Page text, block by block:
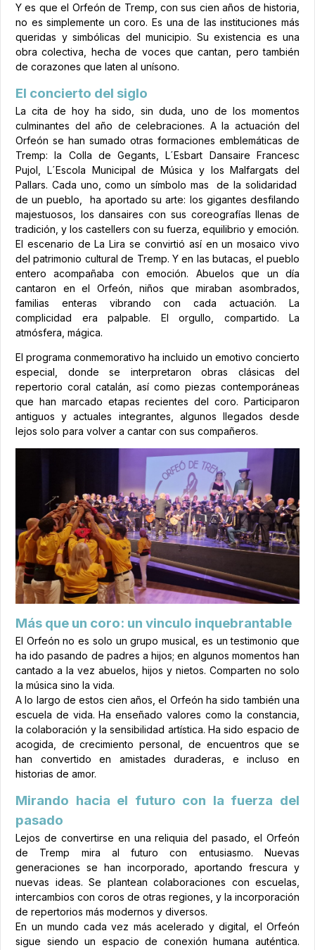
Y es que el Orfeón de Tremp, con sus cien años de historia,
no es simplemente un coro. Es una de las instituciones más
queridas y simbólicas del municipio. Su existencia es una
obra colectiva, hecha de voces que cantan, pero también
de corazones que laten al unísono.
El concierto del siglo
La cita de hoy ha sido, sin duda, uno de los momentos
culminantes del año de celebraciones. A la actuación del
Orfeón se han sumado otras formaciones emblemáticas de
Tremp: la Colla de Gegants, L´Esbart Dansaire Francesc
Pujol, L´Escola Municipal de Música y los Malfargats del
Pallars. Cada uno, como un símbolo mas de la solidaridad
de un pueblo, ha aportado su arte: los gigantes desfilando
majestuosos, los dansaires con sus coreografías llenas de
tradición, y los castellers con su fuerza, equilibrio y emoción.
El escenario de La Lira se convirtió así en un mosaico vivo
del patrimonio cultural de Tremp. Y en las butacas, el pueblo
entero acompañaba con emoción. Abuelos que un día
cantaron en el Orfeón, niños que miraban asombrados,
familias enteras vibrando con cada actuación. La
complicidad era palpable. El orgullo, compartido. La
atmósfera, mágica.
El programa conmemorativo ha incluido un emotivo concierto
especial, donde se interpretaron obras clásicas del
repertorio coral catalán, así como piezas contemporáneas
que han marcado etapas recientes del coro. Participaron
antiguos y actuales integrantes, algunos llegados desde
lejos solo para volver a cantar con sus compañeros.
Más que un coro: un vinculo inquebrantable
El Orfeón no es solo un grupo musical, es un testimonio que
ha ido pasando de padres a hijos; en algunos momentos han
cantado a la vez abuelos, hijos y nietos. Comparten no solo
la música sino la vida.
A lo largo de estos cien años, el Orfeón ha sido también una
escuela de vida. Ha enseñado valores como la constancia,
la colaboración y la sensibilidad artística. Ha sido espacio de
acogida, de crecimiento personal, de encuentros que se
han convertido en amistades duraderas, e incluso en
historias de amor.
Mirando hacia el futuro con la fuerza del
pasado
Lejos de convertirse en una reliquia del pasado, el Orfeón
de Tremp mira al futuro con entusiasmo. Nuevas
generaciones se han incorporado, aportando frescura y
nuevas ideas. Se plantean colaboraciones con escuelas,
intercambios con coros de otras regiones, y la incorporación
de repertorios más modernos y diversos.
En un mundo cada vez más acelerado y digital, el Orfeón
sigue siendo un espacio de conexión humana auténtica.